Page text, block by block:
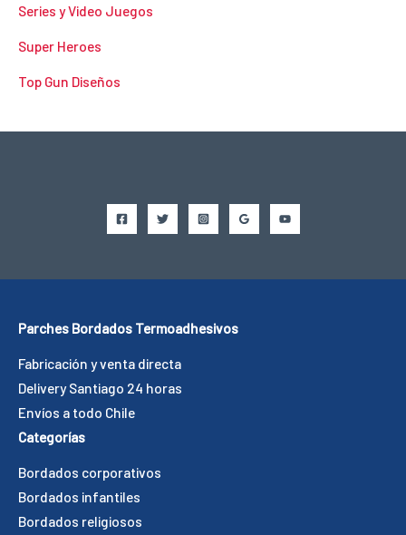
Series y Video Juegos
Super Heroes
Top Gun Diseños
Parches Bordados Termoadhesivos
Fabricación y venta directa
Delivery Santiago 24 horas
Envíos a todo Chile
Categorías
Bordados corporativos
Bordados infantiles
Bordados religiosos